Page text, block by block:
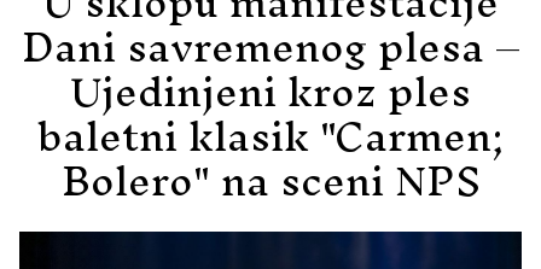
Dani savremenog plesa –
Ujedinjeni kroz ples
baletni klasik "Carmen;
Bolero" na sceni NPS